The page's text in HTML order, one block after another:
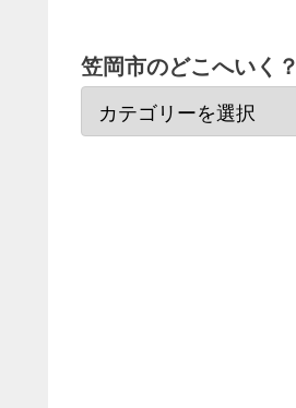
笠岡市のどこへいく？